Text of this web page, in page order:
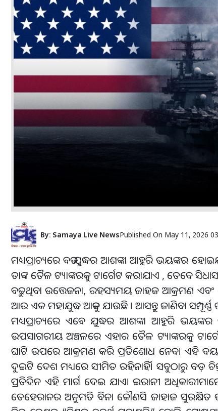
By: Samaya Live NewsPublished On May 11, 2026
ମଧ୍ୟପ୍ରାଚ୍ୟରେ ବଡ ଯୁଦ୍ଧର ଆଶଙ୍କା ଆହୁରି ଭୟଙ୍କର
ତାଙ୍କ ତୈଳ ଟ୍ୟାଙ୍କରକୁ ଟାର୍ଗେଟ କରାଯାଏ , ତେବେ
ବଢୁଥିବା ଉତ୍ତେଜନା, ରହସ୍ୟମୟ ଜାହଜ ଆକ୍ରମଣ ଏବଂ
ଆଉ ଏକ ମହାଯୁଦ୍ଧ ଆଡକୁ ଯାଉଛି । ଆସନ୍ତୁ ଜାଣିବା ସମ୍ପୂର୍ଣ୍ଣ
ମଧ୍ୟପ୍ରାଚ୍ୟରେ ଏବେ ଯୁଦ୍ଧର ଆଶଙ୍କା ଆହୁରି
ଉପସାଗରୀୟ ଅଞ୍ଚଳରେ ଏହାର ତୈଳ ଟ୍ୟାଙ୍କରକୁ
ଘାଟି ଉପରେ ଆକ୍ରମଣ କରି ପ୍ରତିଶୋଧ ନେବ। ଏହି
ଦୁଇଟି ଦେଶ ମଧ୍ୟରେ ସୀମିତ ରହିନାହିଁ। ସବୁଠାରୁ ବଡ଼
ପ୍ରତିଦିନ ଏହି ମାର୍ଗ ଦେଇ ଯାଏ। ଇରାନୀ
ତେହେରାନର ଅନୁମତି ବିନା କୌଣସି ଜାହାଜ ସୁରକ୍ଷିତ